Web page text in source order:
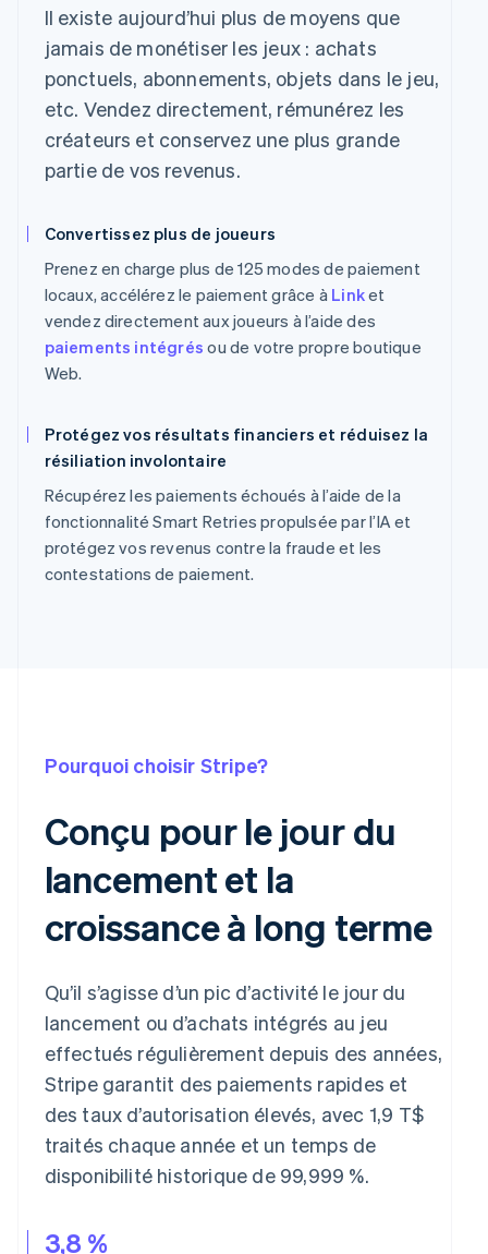
Il existe aujourd’hui plus de moyens que
jamais de monétiser les jeux : achats
ponctuels, abonnements, objets dans le jeu,
etc. Vendez directement, rémunérez les
créateurs et conservez une plus grande
partie de vos revenus.
Convertissez plus de joueurs
Prenez en charge plus de 125 modes de paiement
locaux, accélérez le paiement grâce à Linket
vendez directement aux joueurs à l’aide des
paiements intégrés ou de votre propre boutique
Web.
Protégez vos résultats financiers et réduisez la
résiliation involontaire
Récupérez les paiements échoués à l’aide de la
fonctionnalité Smart Retries propulsée par l’IA et
protégez vos revenus contre la fraude et les
contestations de paiement.
Pourquoi choisir Stripe?
Conçu pour le jour du
lancement et la
croissance à long terme
Qu’il s’agisse d’un pic d’activité le jour du
lancement ou d’achats intégrés au jeu
effectués régulièrement depuis des années,
Stripe garantit des paiements rapides et
des taux d’autorisation élevés, avec 1,9 T$
traités chaque année et un temps de
disponibilité historique de 99,999 %.
3,8 %